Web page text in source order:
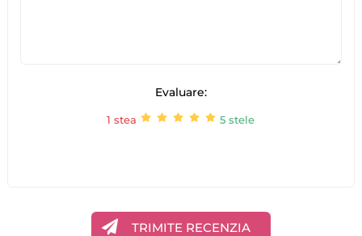
Evaluare:
1 stea 5 stele
TRIMITE RECENZIA